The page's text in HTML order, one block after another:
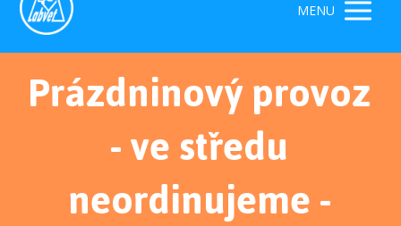
MENU
Prázdninový provoz
- ve středu
neordinujeme -